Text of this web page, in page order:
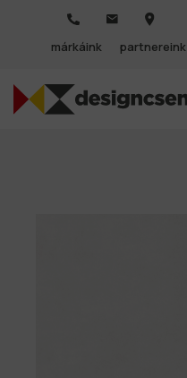
márkáink
partnereink